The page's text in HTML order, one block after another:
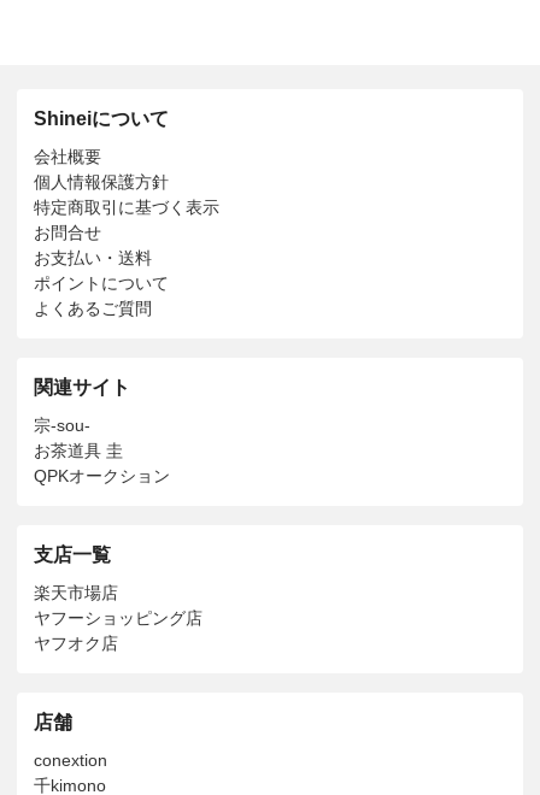
Shineiについて
会社概要
個人情報保護方針
特定商取引に基づく表示
お問合せ
お支払い・送料
ポイントについて
よくあるご質問
関連サイト
宗-sou-
お茶道具 圭
QPKオークション
支店一覧
楽天市場店
ヤフーショッピング店
ヤフオク店
店舗
conextion
千kimono